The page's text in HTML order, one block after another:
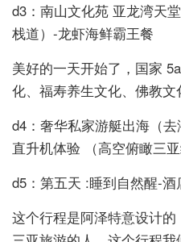
d3：南山文化苑 亚龙湾天
栈道）-龙虾海鲜霸王餐
美好的一天开始了，国家
化、福寿养生文化、佛教文
d4：奢华私家游艇出海（
直升机体验 （高空俯瞰三亚
d5：第五天 :睡到自然醒-
这个行程是阿泽特意设计